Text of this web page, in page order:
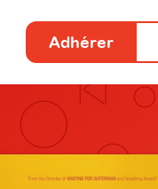
Adhérer